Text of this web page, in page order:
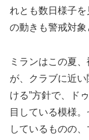
れとも数日様子
の動きも警戒対象
ミランはこの夏
が、クラブに近
ける”方針で、ド
目している模様
しているものの